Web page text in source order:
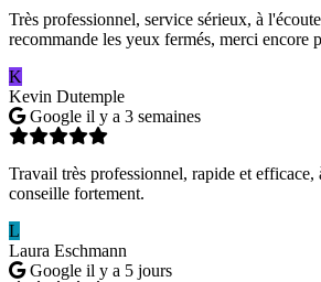
Très professionnel, service sérieux, à
recommande les yeux fermés, merci encore
K
Kevin Dutemple
Google il y a 3 semaines
Travail très professionnel, rapide et efficace,
conseille fortement.
L
Laura Eschmann
Google il y a 5 jours